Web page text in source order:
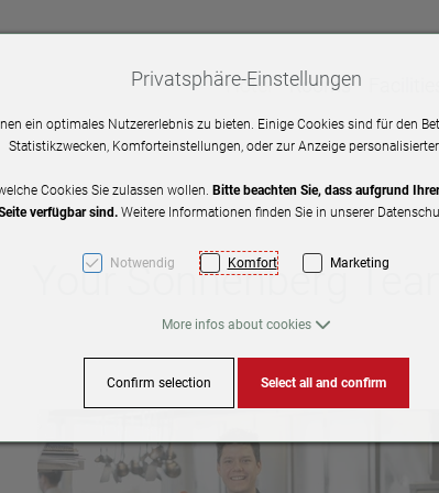
Hotel Rooms
Your Sonnenberg Team
Privatsphäre-Einstellungen
ein optimales Nutzererlebnis zu bieten. Einige Cookies sind für den
Statistikzwecken, Komforteinstellungen, oder zur Anzeige
Cookies Sie zulassen wollen. Bitte beachten Sie, dass aufgrund
verfügbar sind.Weitere Informationen finden Sie in unserer
Notwendig Komfort Marketing
More infos about cookies
Confirm selection Select all and confirm